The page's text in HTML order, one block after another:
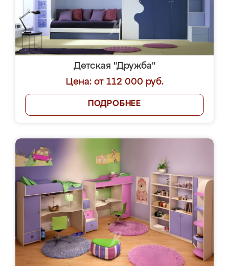
Детская "Дружба"
Цена: от 112 000 руб.
ПОДРОБНЕЕ